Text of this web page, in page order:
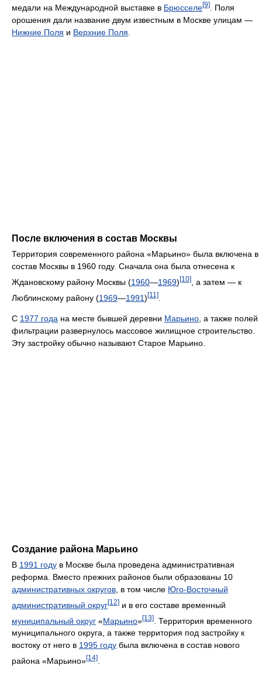
медали на Международной выставке в Брюсселе[9]
. Поля
орошения дали название двум известным в Москве улицам —
Нижние Поля и Верхние Поля
После включения в состав Москвы
Территория современного района «Марьино» была включена в
состав Москвы в 1960 году. Сначала она была отнесена к
Ждановскому району Москвы (1960—1969)[10]
, а затем — к
Люблинскому району (1969—1991)[11]
С 1977 года на месте бывшей деревни Марьино , а также полей
фильтрации развернулось массовое жилищное строительство.
Эту застройку обычно называют Старое Марьино.
Создание района Марьино
В 1991 году в Москве была проведена административная
реформа. Вместо прежних районов были образованы 10
административных округов , в том числе Юго-Восточный
административный округ[12] и в его составе временный
муниципальный округ «Марьино»[13]
. Территория временного
муниципального округа, а также территория под застройку к
востоку от него в 1995 году была включена в состав нового
района «Марьино»[14]